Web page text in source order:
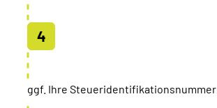
ggf. Ihre Steueridentifikationsnummer